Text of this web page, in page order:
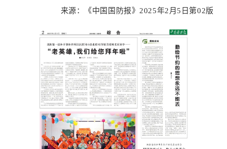
来源：《中国国防报》2025年2月5日第02版